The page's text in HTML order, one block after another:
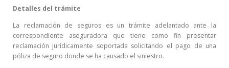
Detalles del trámite
La reclamación de seguros es un trámite adelantado ante la
correspondiente aseguradora que tiene como fin presentar
reclamación jurídicamente soportada solicitando el pago de una
póliza de seguro donde se ha causado el siniestro.